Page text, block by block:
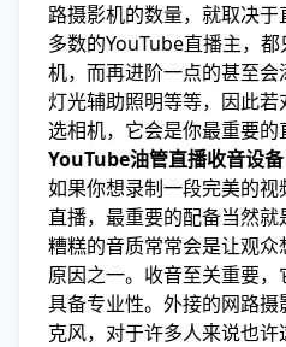
路摄影机的数量，就取决
多数的YouTube直播主，
机，而再进阶一点的甚至
灯光辅助照明等等，因此
选相机，它会是你最重要的
YouTube油管直播收音设备
如果你想录制一段完美的
直播，最重要的配备当然
糟糕的音质常常会是让观
原因之一。收音至关重要
具备专业性。外接的网路
克风，对于许多人来说也